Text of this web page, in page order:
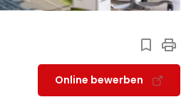
Online bewerben